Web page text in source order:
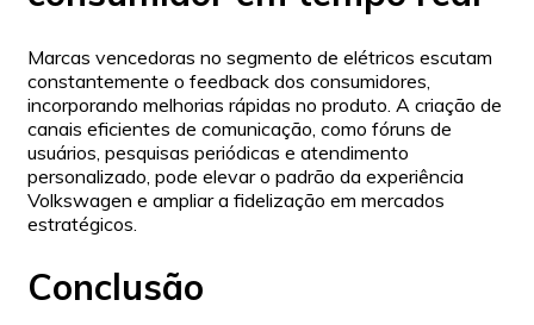
Marcas vencedoras no segmento de elétricos escutam
constantemente o feedback dos consumidores,
incorporando melhorias rápidas no produto. A criação de
canais eficientes de comunicação, como fóruns de
usuários, pesquisas periódicas e atendimento
personalizado, pode elevar o padrão da experiência
Volkswagen e ampliar a fidelização em mercados
estratégicos.
Conclusão